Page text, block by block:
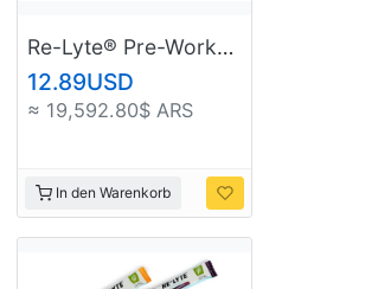
Re-Lyte® Pre-Workout Sample Pack (4 ct.)
12.89USD
≈ 19,592.80$ ARS
In den Warenkorb